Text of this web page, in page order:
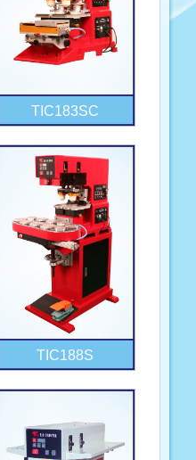
TIC183SC
TIC188S